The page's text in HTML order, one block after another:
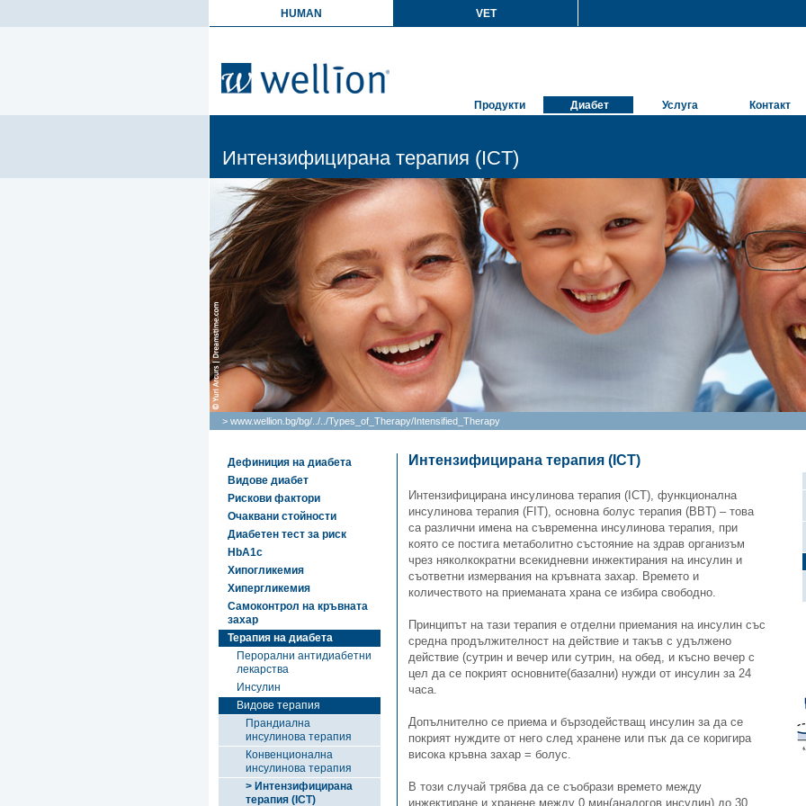
HUMAN VET
Продукти Диабет Услуга Контакт
Интензифицирана терапия (ICT)
> www.wellion.bg/bg/ / /Types_of_Therapy/Intensified_Therapy
Дефиниция на диабета
Видове диабет
Рискови фактори
Очаквани стойности
Диабетен тест за риск
HbA1c
Хипогликемия
Хипергликемия
Самоконтрол на кръвната
захар
Терапия на диабета
Перорални антидиабетни
лекарства
Инсулин
Видове терапия
Прандиална
инсулинова терапия
Конвенционална
инсулинова терапия
> Интензифицирана
терапия (ICT)
Интензифицирана терапия (ICT)
Интензифицирана инсулинова терапия (ICT), функционална
инсулинова терапия (FIT), основна болус терапия (BBT) – това
са различни имена на съвременна инсулинова терапия, при
която се постига метаболитно състояние на здрав организъм
чрез няколкократни всекидневни инжектирания на инсулин и
съответни измервания на кръвната захар. Времето и
количеството на приеманата храна се избира свободно.
Принципът на тази терапия е отделни приемания на инсулин със
средна продължителност на действие и такъв с удължено
действие (сутрин и вечер или сутрин, на обед, и късно вечер с
цел да се покрият основните(базални) нужди от инсулин за 24
часа.
Допълнително се приема и бързодействащ инсулин за да се
покрият нуждите от него след хранене или пък да се коригира
висока кръвна захар = болус.
В този случай трябва да се съобрази времето между
инжектиране и хранене между 0 мин(аналогов инсулин) до 30